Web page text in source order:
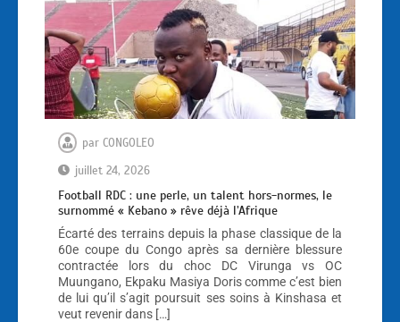
par CONGOLEO
juillet 24, 2026
Football RDC : une perle, un talent hors-normes, le
surnommé « Kebano » rêve déjà l’Afrique
Écarté des terrains depuis la phase classique de la
60e coupe du Congo après sa dernière blessure
contractée lors du choc DC Virunga vs OC
Muungano, Ekpaku Masiya Doris comme c’est bien
de lui qu’il s’agit poursuit ses soins à Kinshasa et
veut revenir dans […]